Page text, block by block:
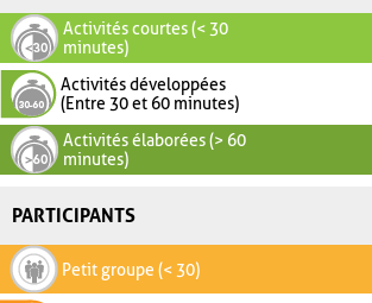
Activités courtes (< 30
minutes)
Activités développées
(Entre 30 et 60 minutes)
Activités élaborées (> 60
minutes)
PARTICIPANTS
Petit groupe (< 30)